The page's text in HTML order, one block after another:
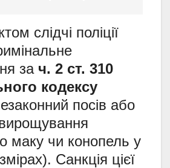
слідчі поліції
за ч. 2 ст. 310
кодексу
посів або
маку чи конопель у
Санкція цієї